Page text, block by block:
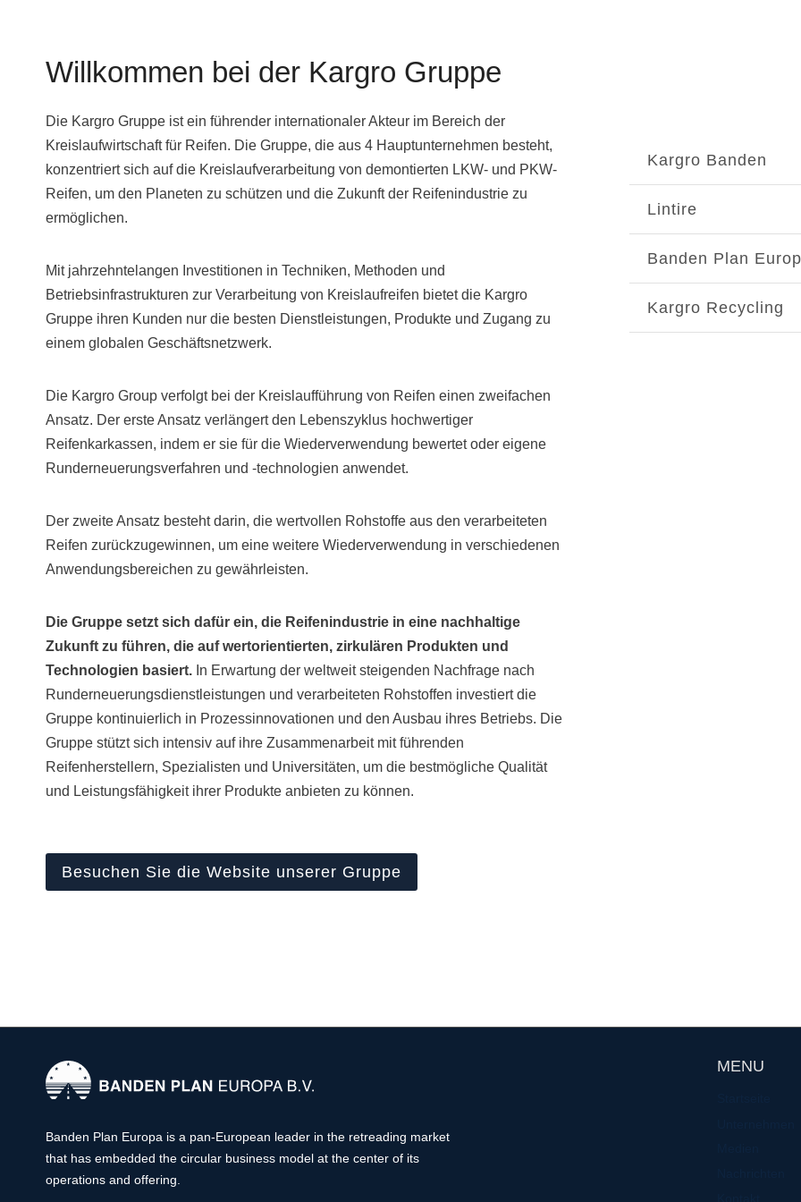
Willkommen bei der Kargro Gruppe
Die Kargro Gruppe ist ein führender internationaler Akteur im Bereich der
Kreislaufwirtschaft für Reifen. Die Gruppe, die aus 4 Hauptunternehmen besteht,
konzentriert sich auf die Kreislaufverarbeitung von demontierten LKW- und PKW-
Reifen, um den Planeten zu schützen und die Zukunft der Reifenindustrie zu
ermöglichen.
Mit jahrzehntelangen Investitionen in Techniken, Methoden und
Betriebsinfrastrukturen zur Verarbeitung von Kreislaufreifen bietet die Kargro
Gruppe ihren Kunden nur die besten Dienstleistungen, Produkte und Zugang zu
einem globalen Geschäftsnetzwerk.
Die Kargro Group verfolgt bei der Kreislaufführung von Reifen einen zweifachen
Ansatz. Der erste Ansatz verlängert den Lebenszyklus hochwertiger
Reifenkarkassen, indem er sie für die Wiederverwendung bewertet oder eigene
Runderneuerungsverfahren und -technologien anwendet.
Der zweite Ansatz besteht darin, die wertvollen Rohstoffe aus den verarbeiteten
Reifen zurückzugewinnen, um eine weitere Wiederverwendung in verschiedenen
Anwendungsbereichen zu gewährleisten.
Die Gruppe setzt sich dafür ein, die Reifenindustrie in eine nachhaltige
Zukunft zu führen, die auf wertorientierten, zirkulären Produkten und
Technologien basiert. In Erwartung der weltweit steigenden Nachfrage nach
Runderneuerungsdienstleistungen und verarbeiteten Rohstoffen investiert die
Gruppe kontinuierlich in Prozessinnovationen und den Ausbau ihres Betriebs. Die
Gruppe stützt sich intensiv auf ihre Zusammenarbeit mit führenden
Reifenherstellern, Spezialisten und Universitäten, um die bestmögliche Qualität
und Leistungsfähigkeit ihrer Produkte anbieten zu können.
Besuchen Sie die Website unserer Gruppe
Kargro Banden
Lintire
Banden Plan
Kargro Recycling
Banden Plan Europa is a pan-European leader in the retreading market
that has embedded the circular business model at the center of its
operations and offering.
MENU